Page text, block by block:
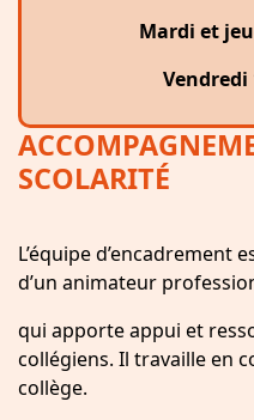
Mardi et
Vendredi
SCOLARITÉ
L’équipe d’encadrement
d’un animateur
qui apporte appui et
collégiens. Il travaille en
collège.